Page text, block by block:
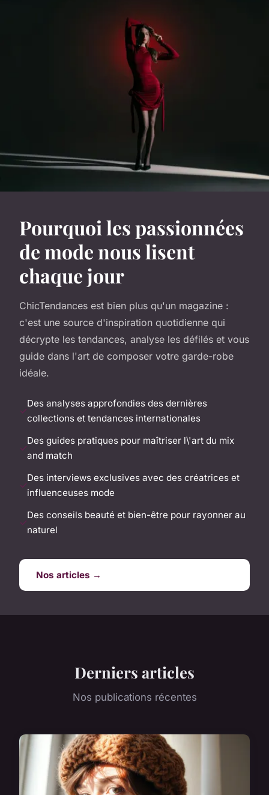
Pourquoi les passionnées
de mode nous lisent
chaque jour
ChicTendances est bien plus qu'un magazine :
c'est une source d'inspiration quotidienne qui
décrypte les tendances, analyse les défilés et vous
guide dans l'art de composer votre garde-robe
idéale.
Des analyses approfondies des dernières
collections et tendances internationales
Des guides pratiques pour maîtriser l\'art du mix
and match
Des interviews exclusives avec des créatrices et
influenceuses mode
Des conseils beauté et bien-être pour rayonner au
naturel
Nos articles →
Derniers articles
Nos publications récentes